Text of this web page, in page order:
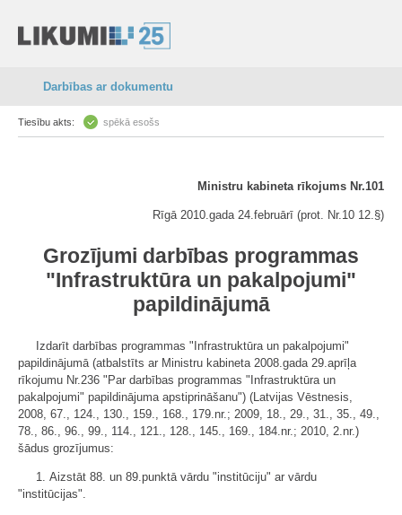
Darbības ar dokumentu
Tiesību akts: spēkā esošs
Ministru kabineta rīkojums Nr.101
Rīgā 2010.gada 24.februārī (prot. Nr.10 12.§)
Grozījumi darbības programmas
"Infrastruktūra un pakalpojumi"
papildinājumā
Izdarīt darbības programmas "Infrastruktūra un pakalpojumi"
papildinājumā (atbalstīts ar Ministru kabineta 2008.gada 29.aprīļa
rīkojumu Nr.236 "Par darbības programmas "Infrastruktūra un
pakalpojumi" papildinājuma apstiprināšanu") (Latvijas Vēstnesis,
2008, 67., 124., 130., 159., 168., 179.nr.; 2009, 18., 29., 31., 35., 49.,
78., 86., 96., 99., 114., 121., 128., 145., 169., 184.nr.; 2010, 2.nr.)
šādus grozījumus:
1. Aizstāt 88. un 89.punktā vārdu "institūciju" ar vārdu
"institūcijas".